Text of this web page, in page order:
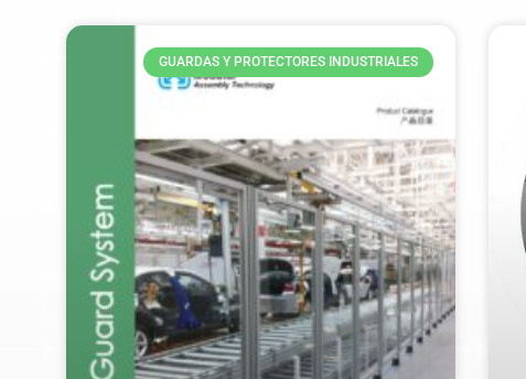
GUARDAS Y PROTECTORES INDUSTRIALES